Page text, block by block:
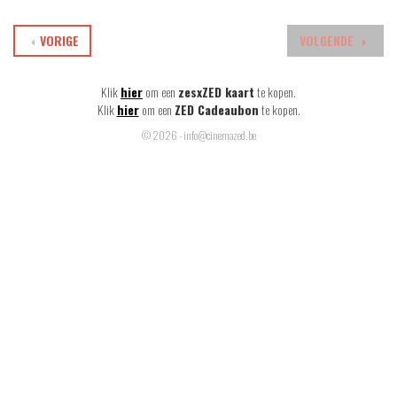
VOLGENDE
VORIGE
Klikhierom een zesxZED kaartte kopen.
Klik hier om een ZED Cadeaubonte kopen.
© 2026 - info@cinemazed.be